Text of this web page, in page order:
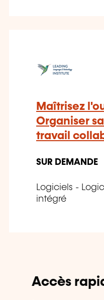
Maîtrisez
Organiser
travail
SUR DEMANDE
Logiciels -
intégré
Accès